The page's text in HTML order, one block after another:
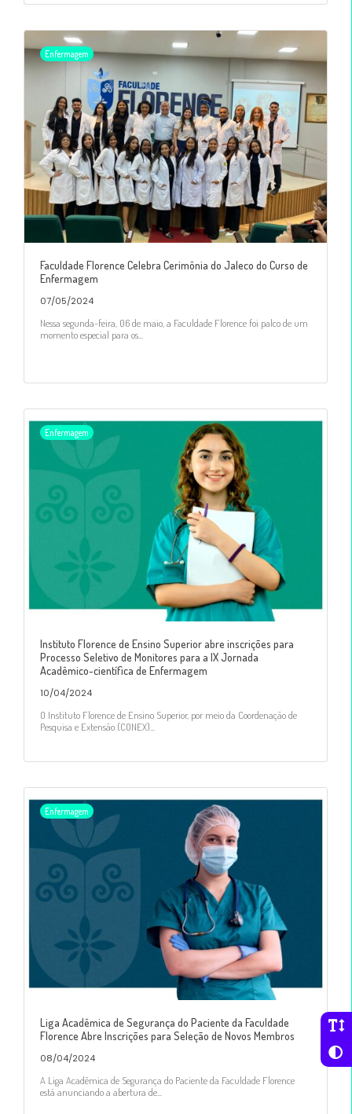
Enfermagem
Faculdade Florence Celebra Cerimônia do Jaleco do Curso de
Enfermagem
07/05/2024
Nessa segunda-feira, 06 de maio, a Faculdade Florence foi palco de um
momento especial para os...
Enfermagem
Instituto Florence de Ensino Superior abre inscrições para
Processo Seletivo de Monitores para a IX Jornada
Acadêmico-científica de Enfermagem
10/04/2024
O Instituto Florence de Ensino Superior, por meio da Coordenação de
Pesquisa e Extensão (CONEX)...
Enfermagem
Liga Acadêmica de Segurança do Paciente da Faculdade
Florence Abre Inscrições para Seleção de Novos Membros
08/04/2024
A Liga Acadêmica de Segurança do Paciente da Faculdade Florence
está anunciando a abertura de...